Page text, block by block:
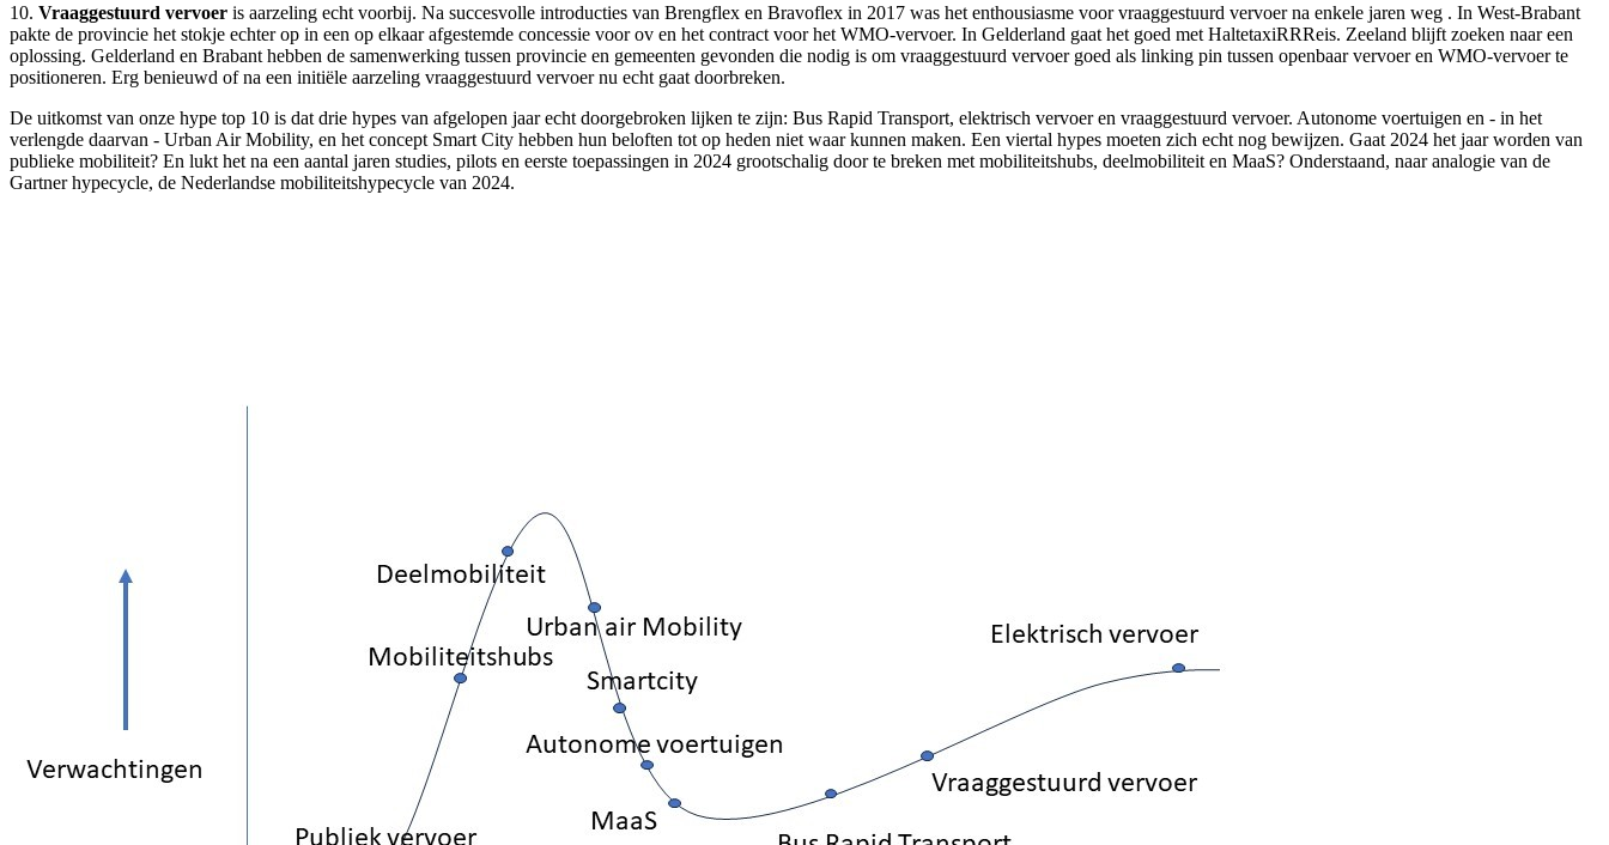
10. Vraaggestuurd vervoer is aarzeling echt voorbij. Na succesvolle introducties van Brengflex en Bravoflex in 2017 was het enthousiasme voor vraaggestuurd vervoer na enkele jaren weg . In West-Brabant
pakte de provincie het stokje echter op in een op elkaar afgestemde concessie voor ov en het contract voor het WMO-vervoer. In Gelderland gaat het goed met HaltetaxiRRReis. Zeeland blijft zoeken naar een
oplossing. Gelderland en Brabant hebben de samenwerking tussen provincie en gemeenten gevonden die nodig is om vraaggestuurd vervoer goed als linking pin tussen openbaar vervoer en WMO-vervoer te
positioneren. Erg benieuwd of na een initiële aarzeling vraaggestuurd vervoer nu echt gaat doorbreken.
De uitkomst van onze hype top 10 is dat drie hypes van afgelopen jaar echt doorgebroken lijken te zijn: Bus Rapid Transport, elektrisch vervoer en vraaggestuurd vervoer. Autonome voertuigen en - in het
verlengde daarvan - Urban Air Mobility, en het concept Smart City hebben hun beloften tot op heden niet waar kunnen maken. Een viertal hypes moeten zich echt nog bewijzen. Gaat 2024 het jaar worden van
publieke mobiliteit? En lukt het na een aantal jaren studies, pilots en eerste toepassingen in 2024 grootschalig door te breken met mobiliteitshubs, deelmobiliteit en MaaS? Onderstaand, naar analogie van de
Gartner hypecycle, de Nederlandse mobiliteitshypecycle van 2024.